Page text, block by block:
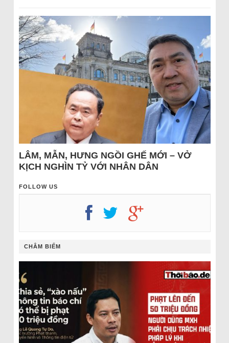
LÂM, MẪN, HƯNG NGỒI GHẾ MỚI – VỞ
KỊCH NGHÌN TỶ VỚI NHÂN DÂN
FOLLOW US
CHÂM BIẾM